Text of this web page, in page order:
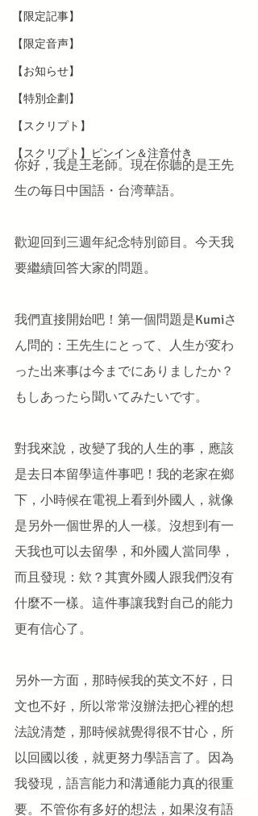
【限定記事】
【限定音声】
【お知らせ】
【特別企劃】
【スクリプト】
【スクリプト】ピンイン＆注音付き
你好，我是王老師。現在你聽的是王先
生の毎日中国語・台湾華語。
歡迎回到三週年紀念特別節目。今天我
要繼續回答大家的問題。
我們直接開始吧！第一個問題是Kumiさ
ん問的：王先生にとって、人生が変わ
った出来事は今までにありましたか？
もしあったら聞いてみたいです。
對我來說，改變了我的人生的事，應該
是去日本留學這件事吧！我的老家在鄉
下，小時候在電視上看到外國人，就像
是另外一個世界的人一樣。沒想到有一
天我也可以去留學，和外國人當同學，
而且發現：欸？其實外國人跟我們沒有
什麼不一樣。這件事讓我對自己的能力
更有信心了。
另外一方面，那時候我的英文不好，日
文也不好，所以常常沒辦法把心裡的想
法說清楚，那時候就覺得很不甘心，所
以回國以後，就更努力學語言了。因為
我發現，語言能力和溝通能力真的很重
要。不管你有多好的想法，如果沒有語